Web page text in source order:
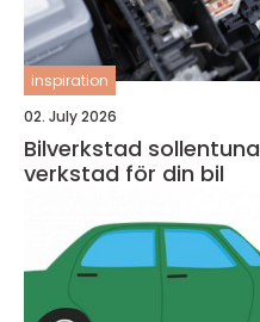
inspiration
02. July 2026
Bilverkstad sollentuna så väljer du rätt
verkstad för din bil